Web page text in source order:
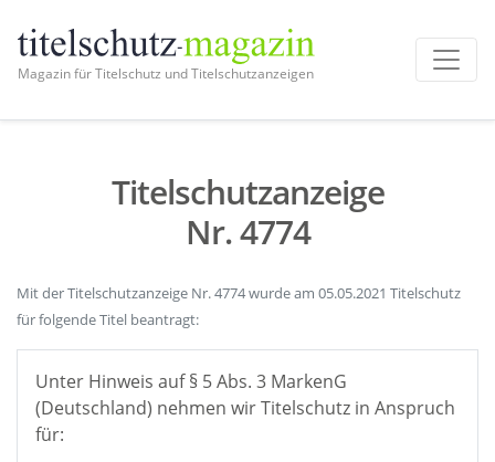
Magazin für Titelschutz und Titelschutzanzeigen
Titelschutzanzeige
Nr. 4774
Mit der Titelschutzanzeige Nr. 4774 wurde am 05.05.2021 Titelschutz
für folgende Titel beantragt:
Unter Hinweis auf § 5 Abs. 3 MarkenG
(Deutschland) nehmen wir Titelschutz in Anspruch
für: